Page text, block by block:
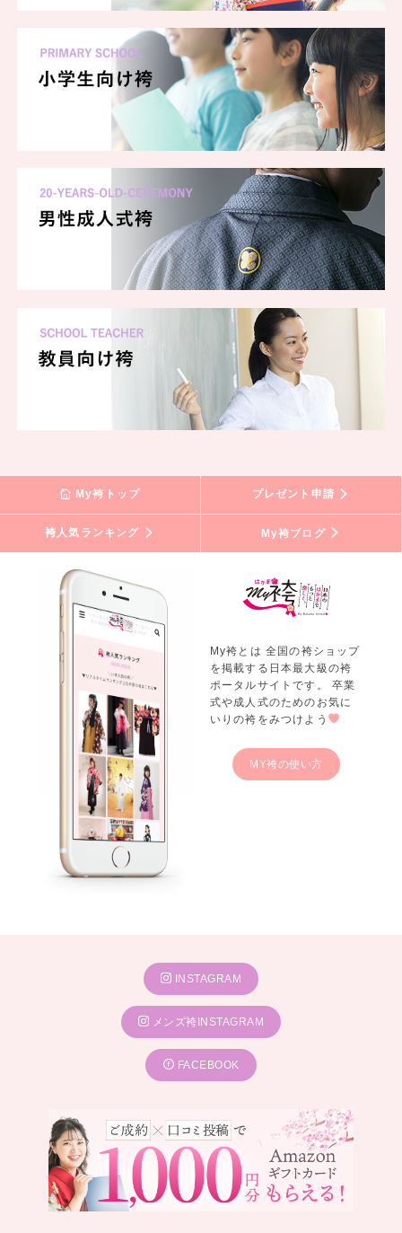
My袴トップ プレゼント申請
袴人気ランキング My袴ブログ
My袴とは 全国の袴ショップ
を掲載する日本最大級の袴
ポータルサイトです。 卒業
式や成人式のためのお気に
いりの袴をみつけよう
MY袴の使い方
INSTAGRAM
メンズ袴INSTAGRAM
FACEBOOK